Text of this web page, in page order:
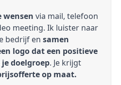
wensen via mail, telefoon
meeting. Ik luister naar
bedrijf en samen
logo dat een positieve
doelgroep. Je krijgt
op maat.